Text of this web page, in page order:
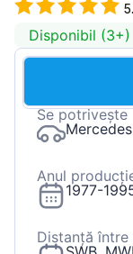
Disponibil (3+)
Se potrivește
Anul
1977-
Distanță între